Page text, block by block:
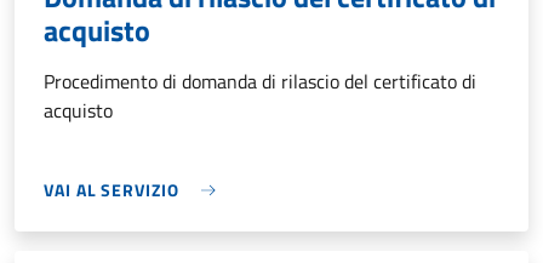
acquisto
Procedimento di domanda di rilascio del certificato di
acquisto
VAI AL SERVIZIO